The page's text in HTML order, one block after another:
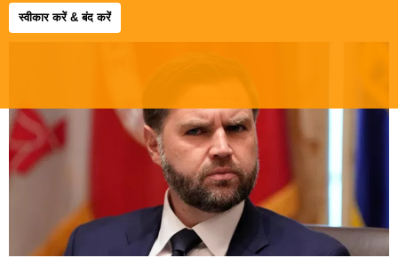
स्वीकार करें & बंद करें
17:52 22.06.2026